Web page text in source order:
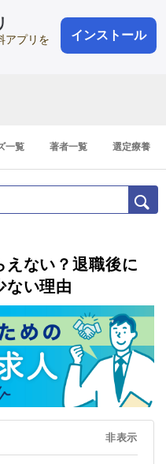
アプリを
インストール
会員登録
登録1分
一覧 著者一覧 選定療養
ない？退職後に
ない理由
非表示